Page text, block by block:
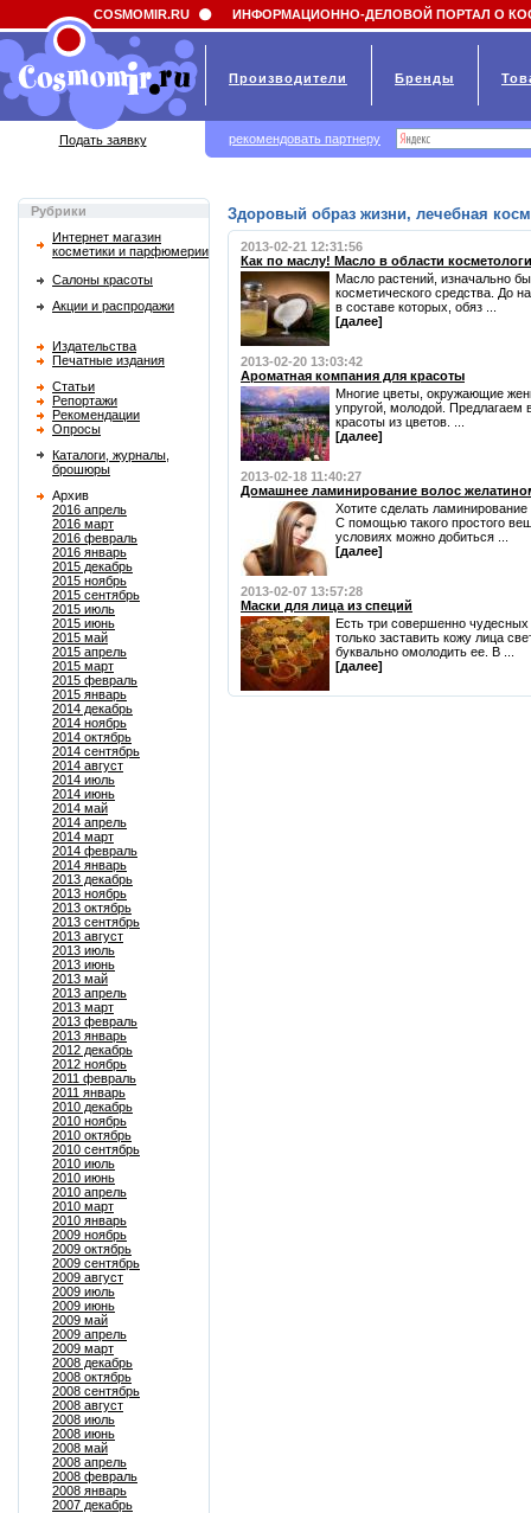
Field 'news_title' doesn't have a default value
Рубрики
Интернет магазин
косметики и парфюмерии
Салоны красоты
Акции и распродажи
Издательства
Печатные издания
Статьи
Репортажи
Рекомендации
Опросы
Каталоги, журналы,
брошюры
Архив
2016 апрель
2016 март
2016 февраль
2016 январь
2015 декабрь
2015 ноябрь
2015 сентябрь
2015 июль
2015 июнь
2015 май
2015 апрель
2015 март
2015 февраль
2015 январь
2014 декабрь
2014 ноябрь
2014 октябрь
2014 сентябрь
2014 август
2014 июль
2014 июнь
2014 май
2014 апрель
2014 март
2014 февраль
2014 январь
2013 декабрь
2013 ноябрь
2013 октябрь
2013 сентябрь
2013 август
2013 июль
2013 июнь
2013 май
2013 апрель
2013 март
2013 февраль
2013 январь
2012 декабрь
2012 ноябрь
2011 февраль
2011 январь
2010 декабрь
2010 ноябрь
2010 октябрь
2010 сентябрь
2010 июль
2010 июнь
2010 апрель
2010 март
2010 январь
2009 ноябрь
2009 октябрь
2009 сентябрь
2009 август
2009 июль
2009 июнь
2009 май
2009 апрель
2009 март
2008 декабрь
2008 октябрь
2008 сентябрь
2008 август
2008 июль
2008 июнь
2008 май
2008 апрель
2008 февраль
2008 январь
2007 декабрь
Здоровый образ жизни, лечебная
2013-02-21 12:31:56
Как по маслу! Масло в области
Масло растений, изначально
косметического средства. До
в составе которых, обяз ...
[далее]
2013-02-20 13:03:42
Ароматная компания для красоты
Многие цветы, окружающие
упругой, молодой.
красоты из цветов. ...
[далее]
2013-02-18 11:40:27
Домашнее ламинирование волос
Хотите сделать
С помощью такого простого
условиях можно добиться ...
[далее]
2013-02-07 13:57:28
Маски для лица из специй
Есть три совершенно
только заставить кожу лица
буквально омолодить ее. В ...
[далее]
COSMOMIR.RU ИНФОРМАЦИОННО-ДЕЛОВОЙ ПОРТАЛ О
Производители Бренды
Подать заявку рекомендовать партнеру